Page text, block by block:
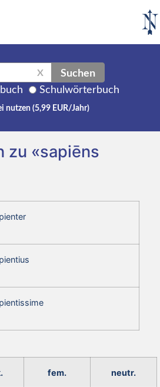
X Suchen
Schulwörterbuch
nutzen (5,99 EUR/Jahr)
zu «sapiēns
fem. neutr.